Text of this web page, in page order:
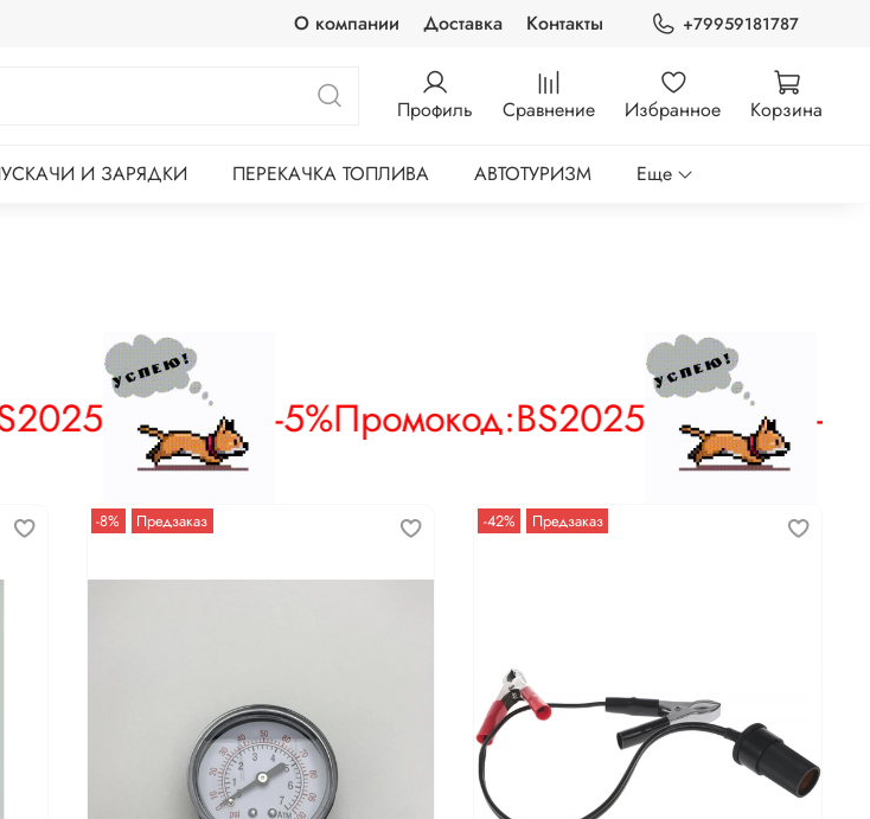
О компании Доставка Контакты +79959181787
Профиль Сравнение Избранное Корзина
И ЗАРЯДКИ ПЕРЕКАЧКА ТОПЛИВА АВТОТУРИЗМ Еще
-5%Промокод:BS2025 -5%
-8% Предзаказ -42% Предзаказ